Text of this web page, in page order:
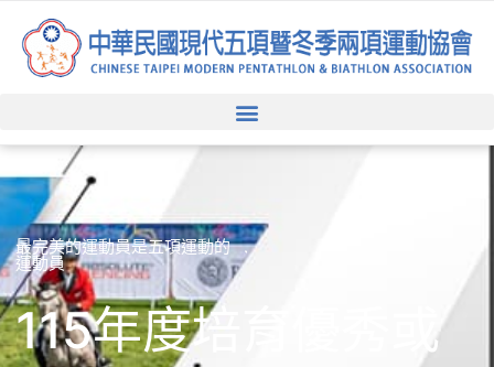
最完美的運動員是五項運動的
運動員
115年度培育優秀或